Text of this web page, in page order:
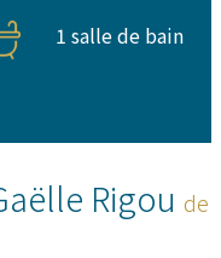
1 salle de bain
Rigou de